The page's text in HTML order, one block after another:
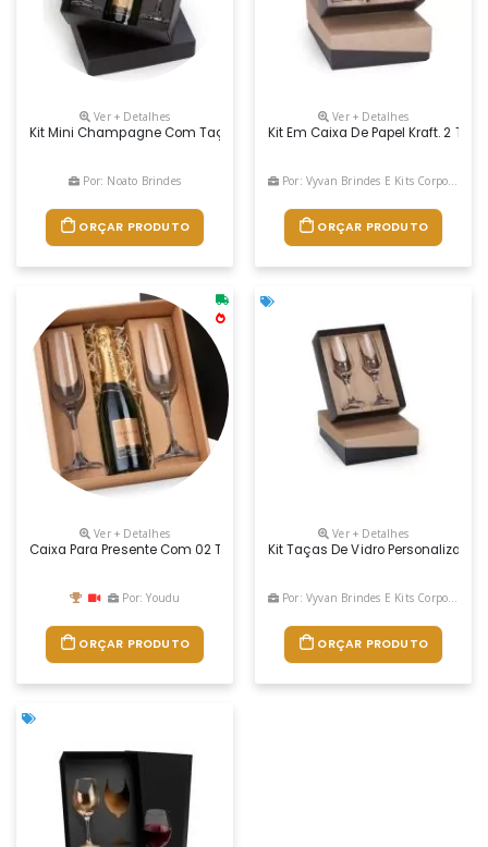
Ver + Detalhes
Kit Mini Champagne Com Taças, O Kit Mini Champagne Com Taças
Por: Noato Brindes
ORÇAR PRODUTO
Ver + Detalhes
Kit Em Caixa De Papel Kraft. 2
Por: Vyvan Brindes E Kits Corporativos
ORÇAR PRODUTO
Ver + Detalhes
Caixa Para Presente Com 02 Taças De Vidro Para Champanhe 210ml
Por: Youdu
ORÇAR PRODUTO
Ver + Detalhes
Kit Taças De Vidro
Por: Vyvan Brindes E Kits Corporativos
ORÇAR PRODUTO